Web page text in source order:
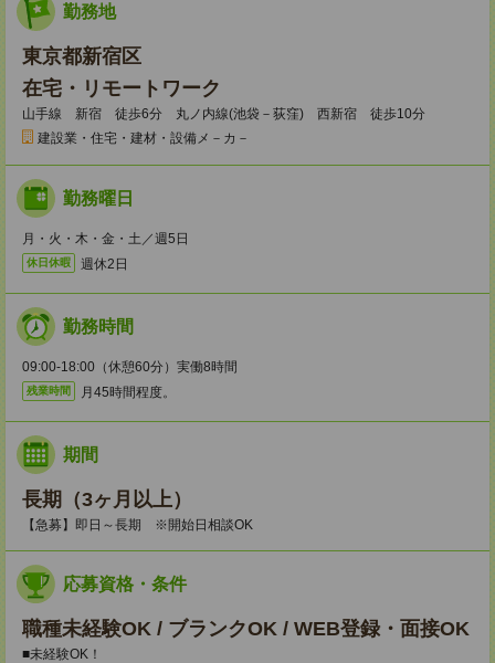
勤務地
東京都新宿区
在宅・リモートワーク
山手線 新宿 徒歩6分 丸ノ内線(池袋－荻窪) 西新宿 徒歩10分
建設業・住宅・建材・設備メ－カ－
勤務曜日
月・火・木・金・土／週5日
休日休暇 週休2日
勤務時間
09:00-18:00（休憩60分）実働8時間
残業時間 月45時間程度。
期間
長期（3ヶ月以上）
【急募】即日～長期 ※開始日相談OK
応募資格・条件
職種未経験OK / ブランクOK / WEB登録・面接OK
■未経験OK！